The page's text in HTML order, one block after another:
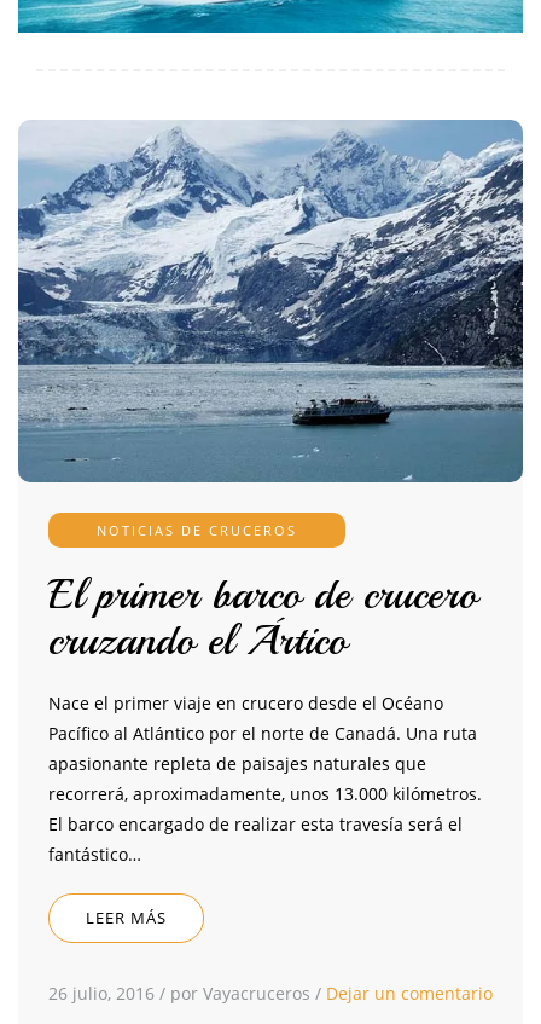
NOTICIAS DE CRUCEROS
El primer barco de crucero
cruzando el Ártico
Nace el primer viaje en crucero desde el Océano
Pacífico al Atlántico por el norte de Canadá. Una ruta
apasionante repleta de paisajes naturales que
recorrerá, aproximadamente, unos 13.000 kilómetros.
El barco encargado de realizar esta travesía será el
fantástico…
LEER MÁS
26 julio, 2016 / por Vayacruceros / Dejar un comentario